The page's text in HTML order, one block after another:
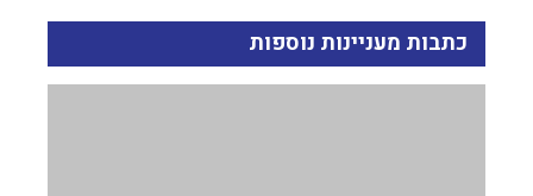
כתבות מעניינות נוספות